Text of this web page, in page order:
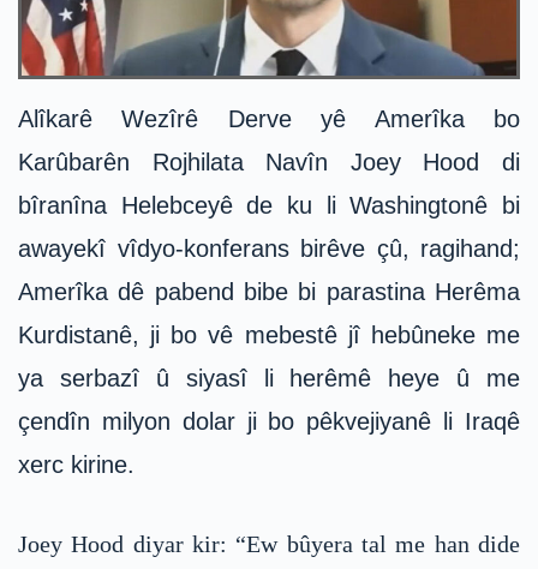
Alîkarê Wezîrê Derve yê Amerîka bo
Karûbarên Rojhilata Navîn Joey Hood di
bîranîna Helebceyê de ku li Washingtonê bi
awayekî vîdyo-konferans birêve çû, ragihand;
Amerîka dê pabend bibe bi parastina Herêma
Kurdistanê, ji bo vê mebestê jî hebûneke me
ya serbazî û siyasî li herêmê heye û me
çendîn milyon dolar ji bo pêkvejiyanê li Iraqê
xerc kirine.
Joey Hood diyar kir: “Ew bûyera tal me han dide